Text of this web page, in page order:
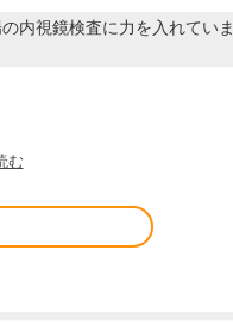
内視鏡検査に力を入れていま
む